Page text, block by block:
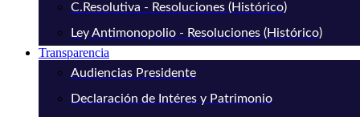
C.Resolutiva - Resoluciones (Histórico)
Ley Antimonopolio - Resoluciones (Histórico)
Transparencia
Audiencias Presidente
Declaración de Intéres y Patrimonio